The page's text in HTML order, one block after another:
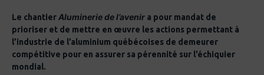
Le chantierAluminerie de l’avenir a pour mandat de
prioriser et de mettre en œuvre les actions permettant à
l’industrie de l’aluminium québécoises de demeurer
compétitive pour en assurer sa pérennité sur l’échiquier
mondial.